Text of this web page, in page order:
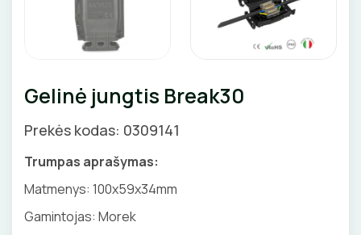
Augalų apšvietimas
Judesio davikliai
KABELIAI, LAIDAI
ILGIKLIAI/ KIŠTUKAI
IZOLIACINĖS JUOSTOS
SANDARIKLIAI
Gelinė jungtis Break30
Prekės kodas: 0309141
Trumpas aprašymas:
Matmenys: 100x59x34mm
Gamintojas: Morek